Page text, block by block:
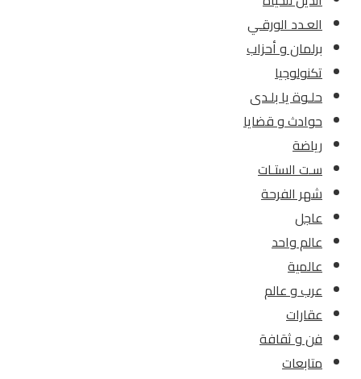
العـدد الورقـي
برلمان و أحزاب
تكنولوجيا
حلـوة يا بلـدى
حوادث و قضايا
رياضة
سـت الستـات
شهر الفرحة
عاجل
عالم واحد
عالمية
عرب و عالم
عقارات
فن و ثقافة
متابعات